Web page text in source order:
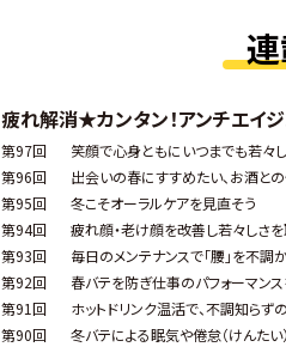
疲れ解消★カンタン！アンチエイ
第97回 笑顔で心身ともにいつまでも若々し
第96回
出会いの春にすすめたい、お酒と
第95回
冬こそオーラルケアを見直そう
第94回
疲れ顔・老け顔を改善し若々しさ
第93回
毎日のメンテナンスで「腰」を不調
第92回
春バテを防ぎ仕事のパフォーマン
第91回
ホットドリンク温活で、不調知らず
第90回
冬バテによる眠気や倦怠（けんた